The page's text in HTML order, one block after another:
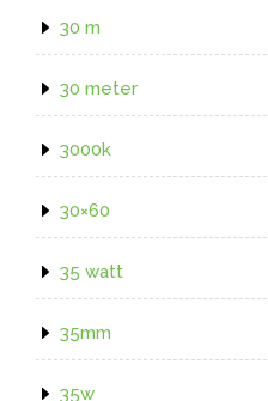
30 m
30 meter
3000k
30×60
35 watt
35mm
35w